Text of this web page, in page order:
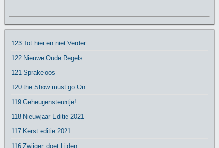
123 Tot hier en niet Verder
122 Nieuwe Oude Regels
121 Sprakeloos
120 the Show must go On
119 Geheugensteuntje!
118 Nieuwjaar Editie 2021
117 Kerst editie 2021
116 Zwijgen doet Lijden